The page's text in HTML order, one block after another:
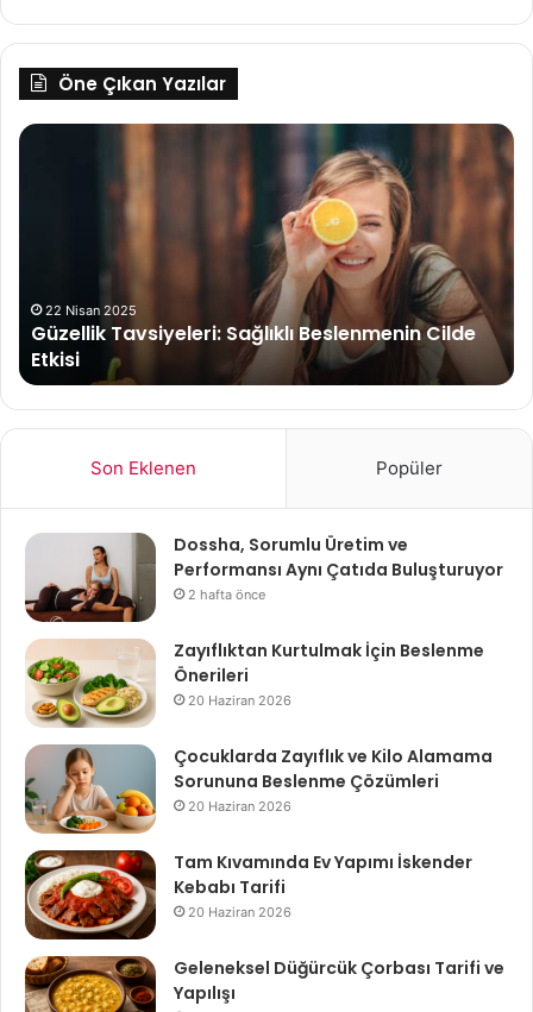
Öne Çıkan Yazılar
Güzellik
22 Nisan 2025
Güzellik Tavsiyeleri: Sağlıklı Beslenmenin Cilde
Etkisi
Son Eklenen Popüler
Dossha, Sorumlu Üretim ve
Performansı Aynı Çatıda Buluşturuyor
2 hafta önce
Zayıflıktan Kurtulmak İçin Beslenme
Önerileri
20 Haziran 2026
Çocuklarda Zayıflık ve Kilo Alamama
Sorununa Beslenme Çözümleri
20 Haziran 2026
Tam Kıvamında Ev Yapımı İskender
Kebabı Tarifi
20 Haziran 2026
Geleneksel Düğürcük Çorbası Tarifi ve
Yapılışı